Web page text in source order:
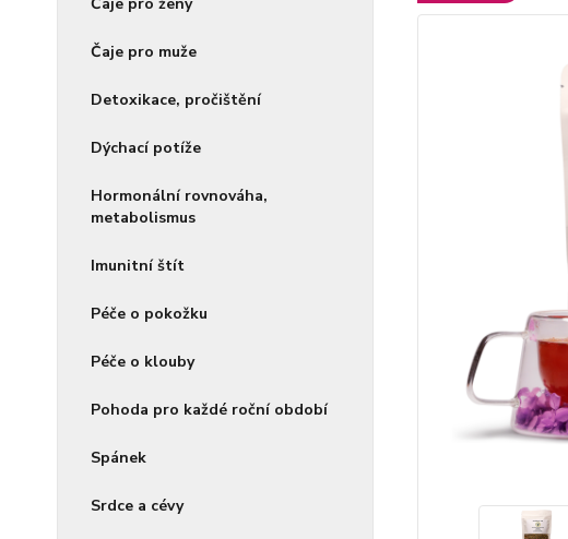
Čaje pro muže
Detoxikace, pročištění
Dýchací potíže
Hormonální rovnováha,
metabolismus
Imunitní štít
Péče o pokožku
Péče o klouby
Pohoda pro každé roční období
Spánek
Srdce a cévy